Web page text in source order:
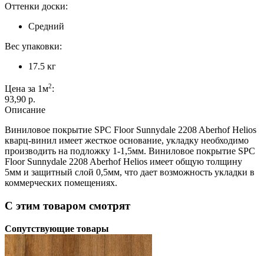
Оттенки доски:
Средний
Вес упаковки:
17.5 кг
Цена за 1м2:
93,90 p.
Описание
Виниловое покрытие SPC Floor Sunnydale 2208 Aberhof Helios
кварц-винил имеет жесткое основание, укладку необходимо
производить на подложку 1-1,5мм. Виниловое покрытие SPC
Floor Sunnydale 2208 Aberhof Helios имеет общую толщину
5мм и защитный слой 0,5мм, что дает возможность укладки в
коммерческих помещениях.
С этим товаром смотрят
Сопутствующие товары